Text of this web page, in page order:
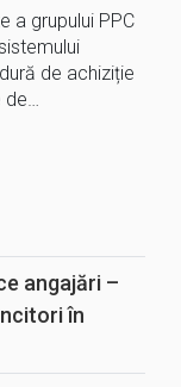
a grupului PPC
de achiziție
angajări –
în